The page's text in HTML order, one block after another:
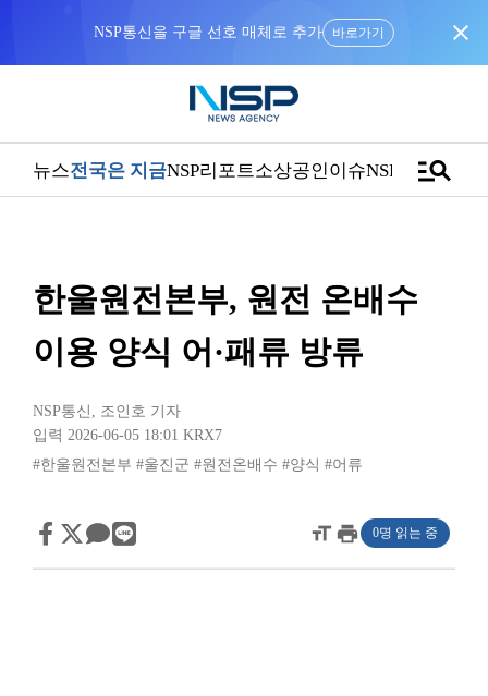
NSP통신을 구글 선호 매체로 추가 바로가기 close
뉴스전국은 지금NSP리포트소상공인이슈NSPTVmanage_search
한울원전본부, 원전 온배수
이용 양식 어·패류 방류
NSP통신 , 조인호 기자
입력 2026-06-05 18:01 KRX7
#한울원전본부 #울진군 #원전온배수 #양식 #어류
format_sizeprint 0명 읽는 중